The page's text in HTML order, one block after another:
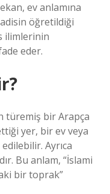
ev anlamına
öğretildiği
ilimlerinin
eder.
türemiş bir Arapça
yer, bir ev veya
Ayrıca
Bu anlam, “İslami
bir toprak”